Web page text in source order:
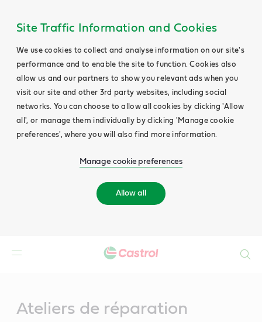
Site Traffic Information and Cookies
We use cookies to collect and analyse information on our site's
performance and to enable the site to function. Cookies also
allow us and our partners to show you relevant ads when you
visit our site and other 3rd party websites, including social
networks. You can choose to allow all cookies by clicking 'Allow
all', or manage them individually by clicking 'Manage cookie
preferences', where you will also find more information.
Manage cookie preferences
Allow all
Ateliers de réparation